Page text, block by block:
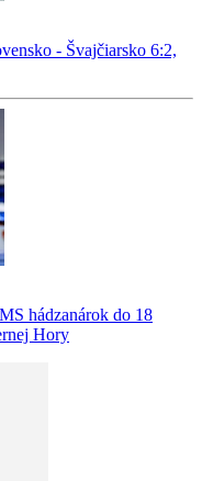
- Švajčiarsko 6:2,
hádzanárok do 18
Hory